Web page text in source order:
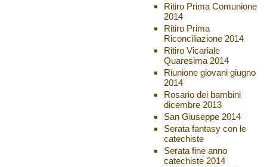
Ritiro Prima Comunione
2014
Ritiro Prima
Riconciliazione 2014
Ritiro Vicariale
Quaresima 2014
Riunione giovani giugno
2014
Rosario dei bambini
dicembre 2013
San Giuseppe 2014
Serata fantasy con le
catechiste
Serata fine anno
catechiste 2014